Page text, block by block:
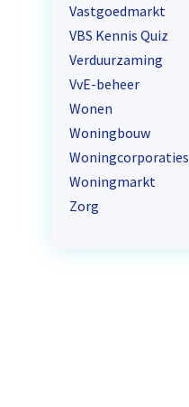
Vastgoedmarkt
VBS Kennis Quiz
Verduurzaming
VvE-beheer
Wonen
Woningbouw
Woningcorporaties
Woningmarkt
Zorg